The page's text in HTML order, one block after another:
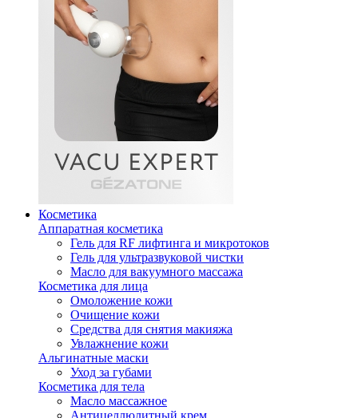
Косметика
Аппаратная косметика
Гель для RF лифтинга и микротоков
Гель для ультразвуковой чистки
Масло для вакуумного массажа
Косметика для лица
Омоложение кожи
Очищение кожи
Средства для снятия макияжа
Увлажнение кожи
Альгинатные маски
Уход за губами
Косметика для тела
Масло массажное
Антицеллюлитный крем